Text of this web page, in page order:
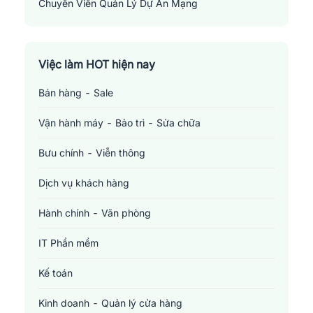
Chuyên Viên Quản Lý Dự Án Mạng
Việc làm HOT hiện nay
Bán hàng - Sale
Vận hành máy - Bảo trì - Sửa chữa
Bưu chính - Viễn thông
Dịch vụ khách hàng
Hành chính - Văn phòng
IT Phần mềm
Kế toán
Kinh doanh - Quản lý cửa hàng